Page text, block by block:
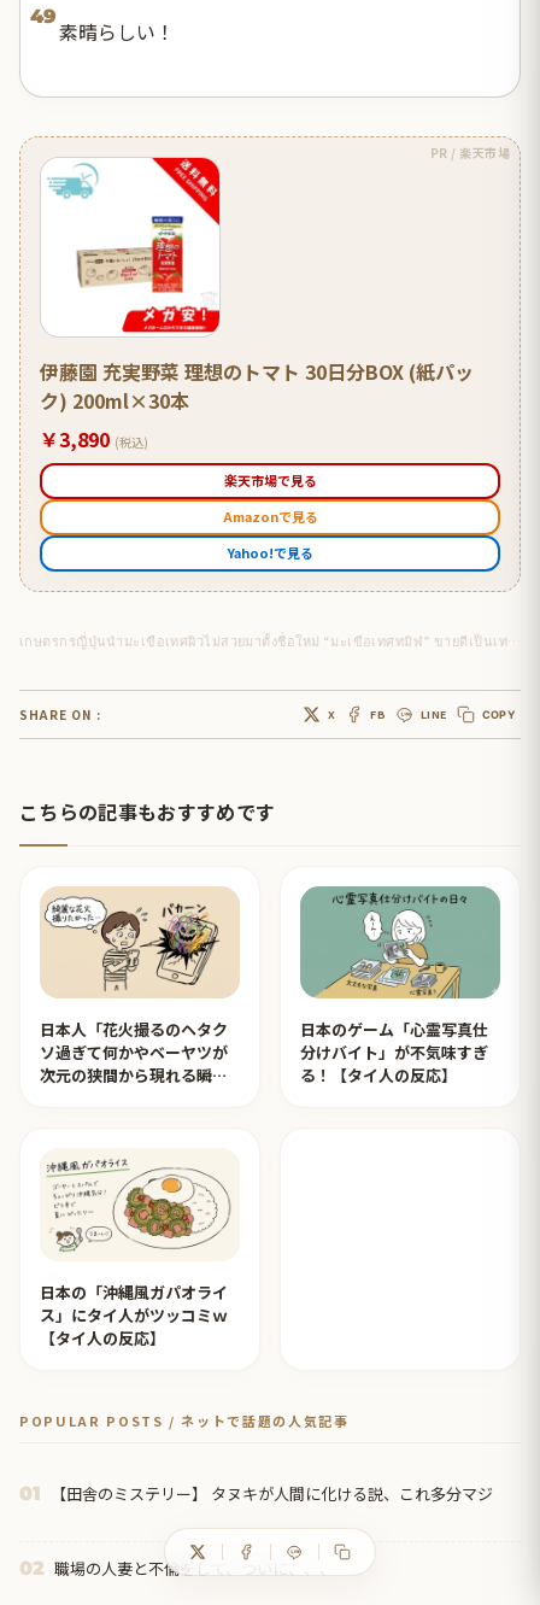
49
素晴らしい！
PR / 楽天市場
伊藤園 充実野菜 理想のトマト 30日分BOX (紙パッ
ク) 200ml×30本
￥3,890 (税込)
楽天市場で見る
Amazonで見る
Yahoo!で見る
เกษตรกรญี่ปุ่นนำมะเขือเทศผิวไม่สวยมาตั้งชื่อใหม่ “มะเขือเทศทมิฬ” ขายดีเป็นเทน้ำเทท่า
SHARE ON : X FB LINE COPY
こちらの記事もおすすめです
日本人「花火撮るのヘタク
ソ過ぎて何かやベーヤツが
次元の狭間から現れる瞬間
日本のゲーム「心霊写真仕
分けバイト」が不気味すぎ
る！【タイ人の反応】
日本の「沖縄風ガパオライ
ス」にタイ人がツッコミｗ
【タイ人の反応】
POPULAR POSTS / ネットで話題の人気記事
01 【田舎のミステリー】 タヌキが人間に化ける説、これ多分マジ
02 職場の人妻と不倫をして、ついに、、、